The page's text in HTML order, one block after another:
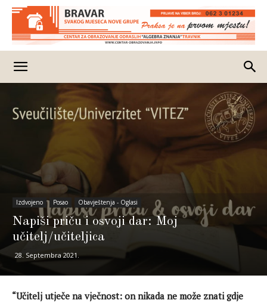
Izdvojeno Posao Obavještenja - Oglasi
Napiši priču i osvoji dar: Moj
učitelj/učiteljica
28. Septembra 2021.
“Učitelj utječe na vječnost: on nikada ne može znati gdje